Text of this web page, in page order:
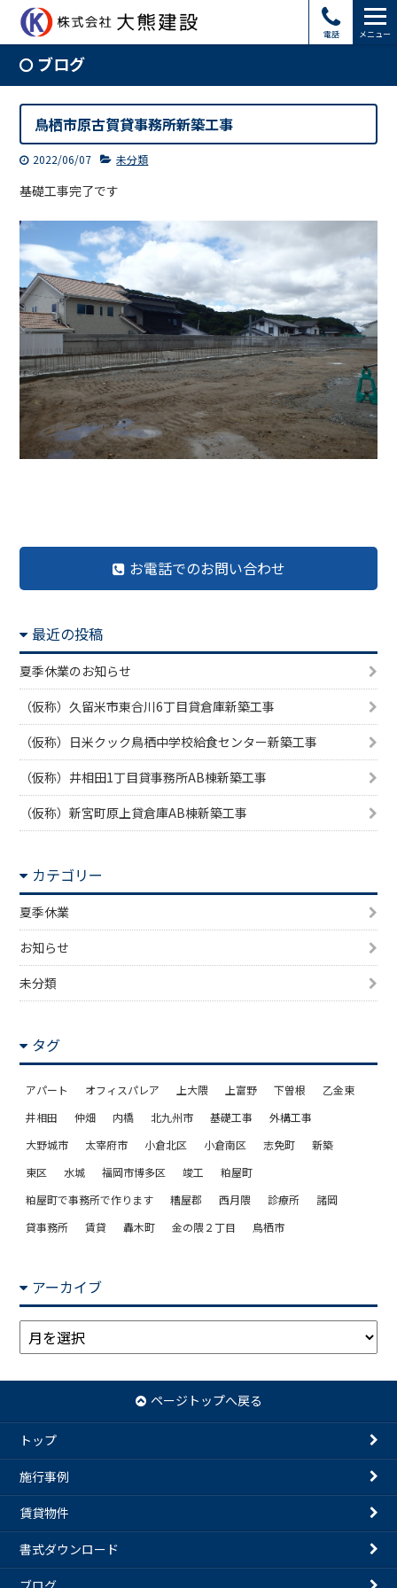
電話 メニュー
ブログ
鳥栖市原古賀貸事務所新築工事
2022/06/07 未分類
基礎工事完了です
お電話でのお問い合わせ
最近の投稿
夏季休業のお知らせ
（仮称）久留米市東合川6丁目貸倉庫新築工事
（仮称）日米クック鳥栖中学校給食センター新築工事
（仮称）井相田1丁目貸事務所AB棟新築工事
（仮称）新宮町原上貸倉庫AB棟新築工事
カテゴリー
夏季休業
お知らせ
未分類
タグ
アパート オフィスパレア 上大隈 上富野 下曽根
乙金東
井相田
仲畑 内橋 北九州市 基礎工事
外構工事
大野城市
太宰府市 小倉北区 小倉南区 志免町
新築
東区
水城 福岡市博多区 竣工
粕屋町
粕屋町で事務所で作ります
糟屋郡 西月隈 診療所
諸岡
貸事務所
賃貸 轟木町 金の隈２丁目 鳥栖市
アーカイブ
ア
ー
ブ
ページトップへ戻る
トップ
施行事例
賃貸物件
書式ダウンロード